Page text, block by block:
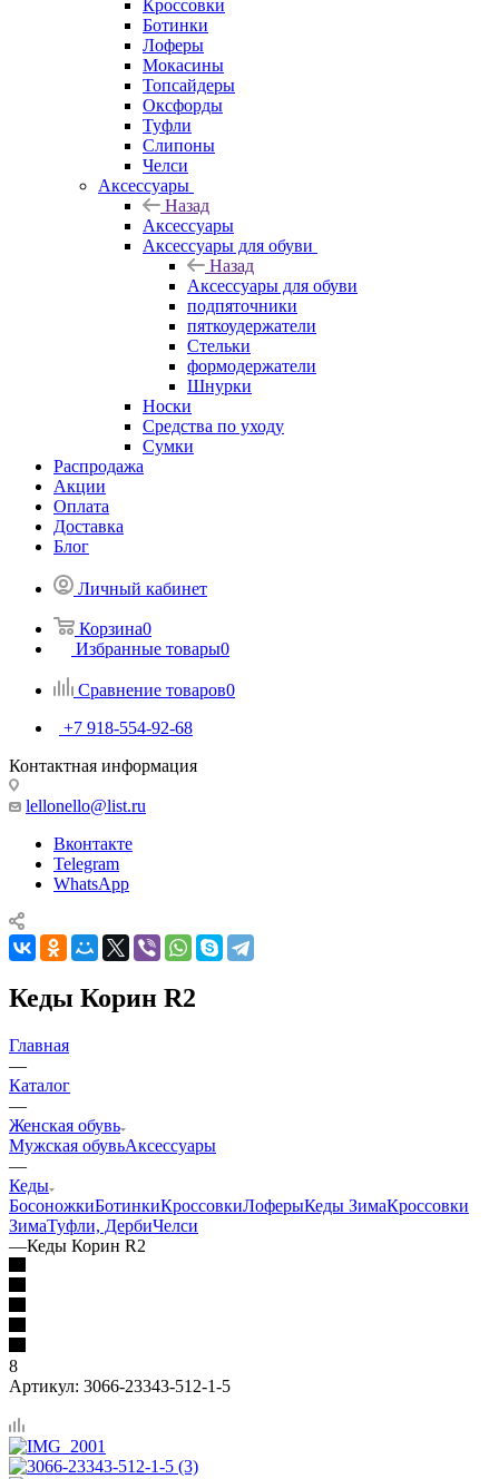
Кроссовки
Ботинки
Лоферы
Мокасины
Топсайдеры
Оксфорды
Туфли
Слипоны
Челси
Аксессуары
Назад
Аксессуары
Аксессуары для обуви
Назад
Аксессуары для обуви
подпяточники
пяткоудержатели
Стельки
формодержатели
Шнурки
Носки
Средства по уходу
Сумки
Распродажа
Акции
Оплата
Доставка
Блог
Личный кабинет
Корзина0
Избранные товары0
Сравнение товаров0
+7 918-554-92-68
Контактная информация
lellonello@list.ru
Вконтакте
Telegram
WhatsApp
Кеды Корин R2
Главная
—
Каталог
—
Женская обувь
Мужская обувьАксессуары
—
Кеды
БосоножкиБотинкиКроссовкиЛоферыКеды ЗимаКроссовки
ЗимаТуфли, ДербиЧелси
—Кеды Корин R2
8
Артикул: 3066-23343-512-1-5